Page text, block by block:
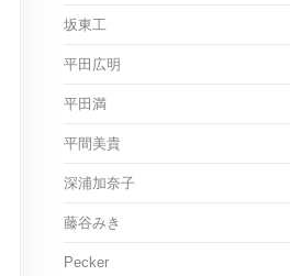
坂東工
平田広明
平田満
平間美貴
深浦加奈子
藤谷みき
Pecker